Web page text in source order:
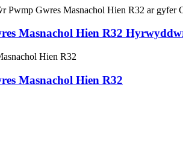
Masnachol Hien R32
Masnachol Hien R32